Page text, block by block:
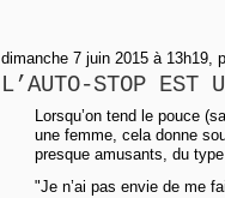
dimanche 7 juin 2015 à 13h19,
L’AUTO-STOP EST
Lorsqu’on tend le pouce
une femme, cela donne
presque amusants, du
"Je n’ai pas envie de me